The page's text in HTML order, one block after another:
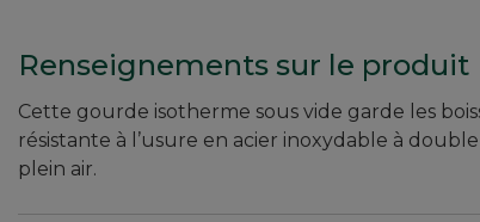
Renseignements sur le produit
Cette gourde isotherme sous vide garde les
résistante à l’usure en acier inoxydable à
plein air.